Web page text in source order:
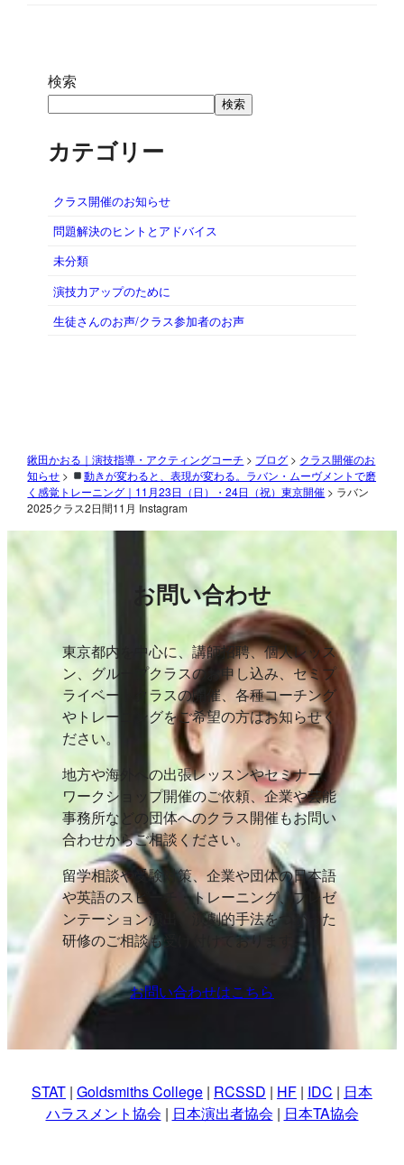
検索
検索
カテゴリー
クラス開催のお知らせ
問題解決のヒントとアドバイス
未分類
演技力アップのために
生徒さんのお声/クラス参加者のお声
鍬田かおる｜演技指導・アクティングコーチ > ブログ > クラス開催のお
知らせ >
動きが変わると、表現が変わる。ラバン・ムーヴメントで磨
く感覚トレーニング｜11月23日（日）・24日（祝）東京開催 > ラバン
2025クラス2日間11月 Instagram
お問い合わせ
東京都内を中心に、講師招聘、個人レッス
ン、グループクラスのお申し込み、セミプ
ライベートクラスの開催、各種コーチング
やトレーニングをご希望の方はお知らせく
ださい。
地方や海外への出張レッスンやセミナー、
ワークショップ開催のご依頼、企業や芸能
事務所などの団体へのクラス開催もお問い
合わせからご相談ください。
留学相談や受験対策、企業や団体の日本語
や英語のスピーチ・トレーニング、プレゼ
ンテーション演出、演劇的手法をつかった
研修のご相談も受け付けております。
お問い合わせはこちら
STAT | Goldsmiths College | RCSSD | HF | IDC | 日本
ハラスメント協会 | 日本演出者協会 | 日本TA協会